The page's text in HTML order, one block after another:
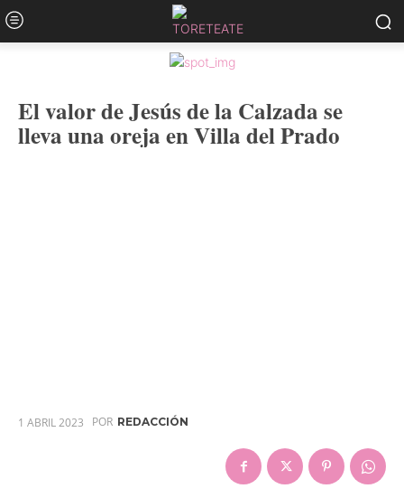
El valor de Jesús de la Calzada se
lleva una oreja en Villa del Prado
1 ABRIL 2023 POR REDACCIÓN